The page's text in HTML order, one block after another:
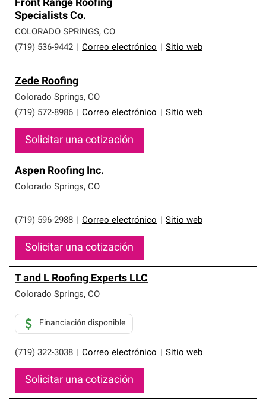
Front Range Roofing
Specialists Co.
COLORADO SPRINGS, CO
(719) 536-9442
Correo electrónico Sitio web
Zede Roofing
Colorado Springs, CO
(719) 572-8986
Correo electrónico Sitio web
Solicitar una cotización
Aspen Roofing Inc.
Colorado Springs, CO
(719) 596-2988 Correo electrónico Sitio web
Solicitar una cotización
T and L Roofing Experts LLC
Colorado Springs, CO
(719) 322-3038 Correo electrónico Sitio web
Financiación disponible
Solicitar una cotización